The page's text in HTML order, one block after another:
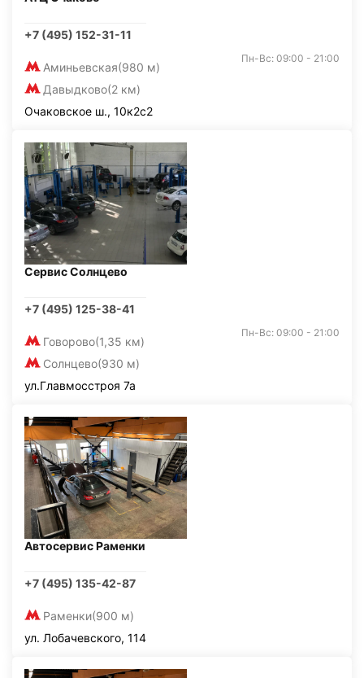
+7 (495) 152-31-11
Аминьевская(980 м)
Давыдково(2 км)
Пн-Вс: 09:00 - 21:00
Очаковское ш., 10к2с2
Сервис Солнцево
+7 (495) 125-38-41
Говорово(1,35 км)
Солнцево(930 м)
Пн-Вс: 09:00 - 21:00
ул.Главмосстроя 7а
Автосервис Раменки
+7 (495) 135-42-87
Раменки(900 м)
ул. Лобачевского, 114